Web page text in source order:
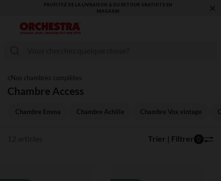
PROFITEZ DE LA LIVRAISON & DU RETOUR GRATUITS EN
MAGASIN​
×
Nos chambres complètes
Chambre Access
Chambre Emma Chambre Achille Chambre Vox vintage
Trier | Filtrer 0